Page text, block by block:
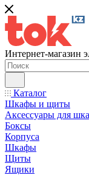
Интернет-магазин
Каталог
Шкафы и щиты
Аксессуары для
Боксы
Корпуса
Шкафы
Щиты
Ящики